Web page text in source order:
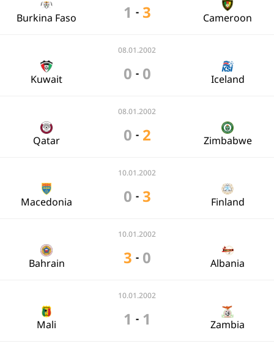
Burkina Faso 1 - 3 Cameroon
08.01.2002
Kuwait 0 - 0 Iceland
08.01.2002
Qatar 0 - 2 Zimbabwe
10.01.2002
Macedonia 0 - 3 Finland
10.01.2002
Bahrain 3 - 0 Albania
10.01.2002
Mali 1 - 1 Zambia